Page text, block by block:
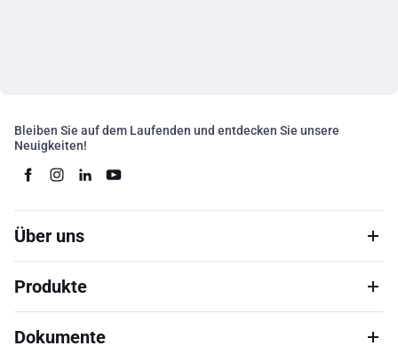
Bleiben Sie auf dem Laufenden und entdecken Sie unsere
Neuigkeiten!
Über uns
Produkte
Dokumente